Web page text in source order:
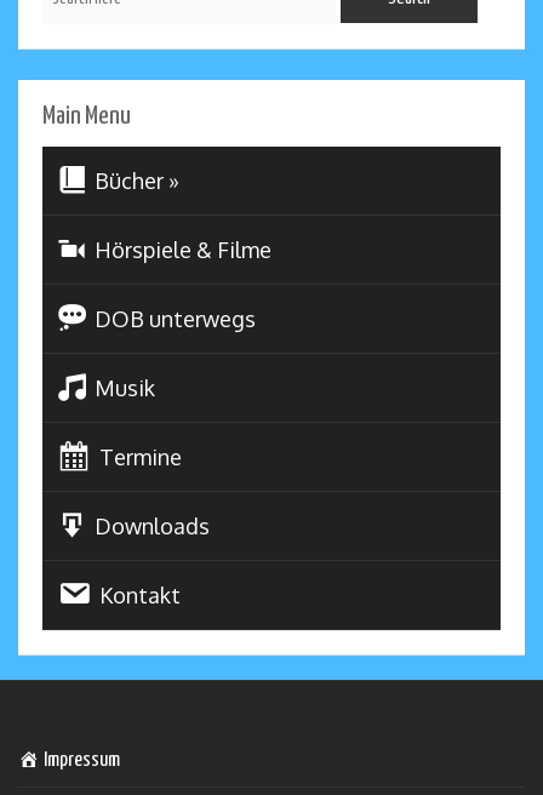
Main Menu
Bücher »
Hörspiele & Filme
DOB unterwegs
Musik
Termine
Downloads
Kontakt
Impressum